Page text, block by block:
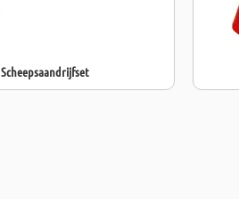
Scheepsaandrijfset